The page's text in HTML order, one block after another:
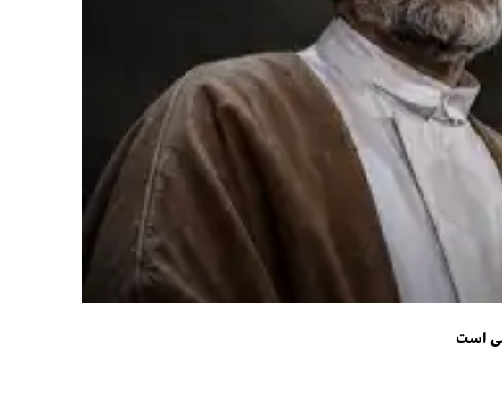
است